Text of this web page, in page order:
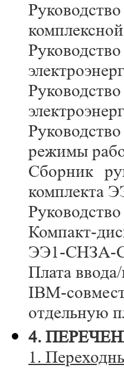
режимы
Сборник
комплекта
Компакт-
ЭЭ1-СНЗА-
Плата
IBM-
отдельную
4.
1.